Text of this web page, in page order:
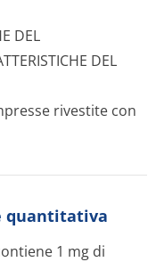
DEL
DEL
rivestite con
quantitativa
1 mg di